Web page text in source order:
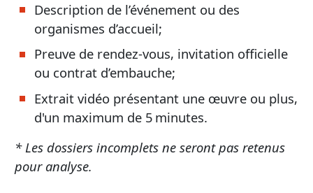
Description de l’événement ou des
organismes d’accueil;
Preuve de rendez-vous, invitation officielle
ou contrat d’embauche;
Extrait vidéo présentant une œuvre ou plus,
d'un maximum de 5 minutes.
* Les dossiers incomplets ne seront pas retenus
pour analyse.